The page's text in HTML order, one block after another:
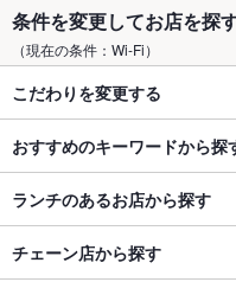
条件を変更してお店を探
（現在の条件：Wi-Fi）
こだわりを変更する
おすすめのキーワードから探
ランチのあるお店から探す
チェーン店から探す